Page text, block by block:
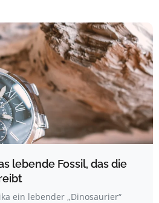
lebende Fossil, das die
ein lebender „Dinosaurier“